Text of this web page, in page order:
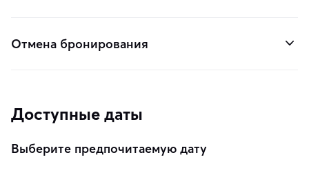
Отмена бронирования
Доступные даты
Выберите предпочитаемую дату